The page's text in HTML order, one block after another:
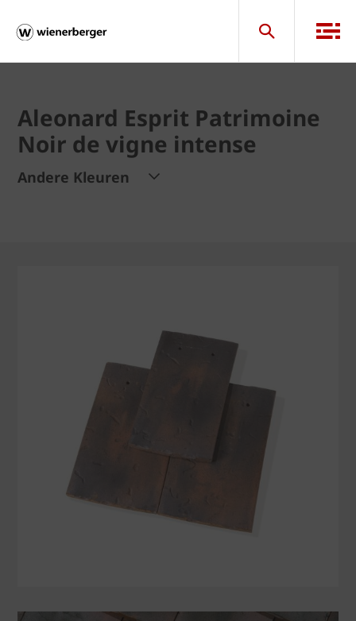
Aleonard Esprit Patrimoine
Noir de vigne intense
Andere Kleuren